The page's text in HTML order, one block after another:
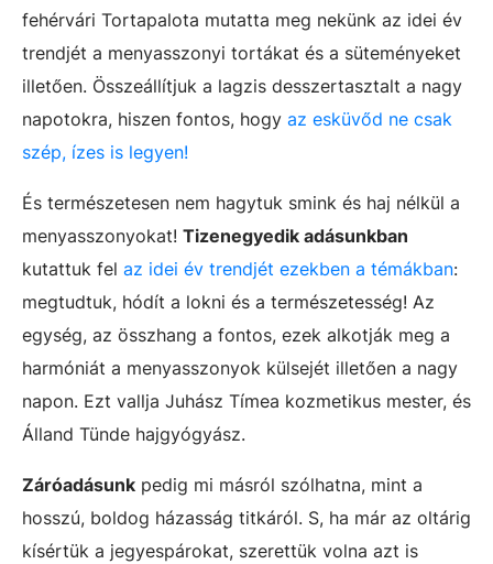
fehérvári Tortapalota mutatta meg nekünk az idei év
trendjét a menyasszonyi tortákat és a süteményeket
illetően. Összeállítjuk a lagzis desszertasztalt a nagy
napotokra, hiszen fontos, hogy az esküvőd ne csak
szép, ízes is legyen!
És természetesen nem hagytuk smink és haj nélkül a
menyasszonyokat! Tizenegyedik adásunkban
kutattuk fel az idei év trendjét ezekben a témákban:
megtudtuk, hódít a lokni és a természetesség! Az
egység, az összhang a fontos, ezek alkotják meg a
harmóniát a menyasszonyok külsejét illetően a nagy
napon. Ezt vallja Juhász Tímea kozmetikus mester, és
Álland Tünde hajgyógyász.
Záróadásunk pedig mi másról szólhatna, mint a
hosszú, boldog házasság titkáról. S, ha már az oltárig
kísértük a jegyespárokat, szerettük volna azt is